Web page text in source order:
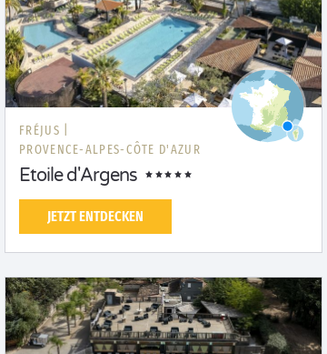
FRÉJUS |
PROVENCE-ALPES-CÔTE D'AZUR
Etoile d'Argens
JETZT ENTDECKEN